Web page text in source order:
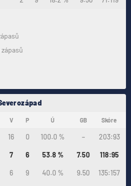
V P Ú GB Skóre
16 0 100.0 % – 203:93
7 6 53.8 % 7.50 118:95
6 9 40.0 % 9.50 135:157